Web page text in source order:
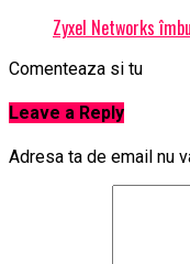
Zyxel Networks
Comenteaza si tu
Leave a Reply
Adresa ta de email nu